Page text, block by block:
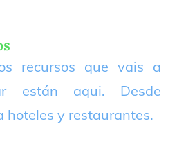
recursos que vais a
están aqui. Desde
hoteles y restaurantes.